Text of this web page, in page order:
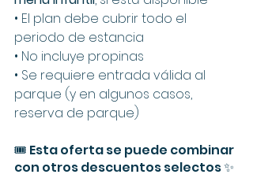
• El plan debe cubrir todo el
periodo de estancia
• No incluye propinas
• Se requiere entrada válida al
parque (y en algunos casos,
reserva de parque)
🎟️ Esta oferta se puede combinar
con otros descuentos selectos ✨